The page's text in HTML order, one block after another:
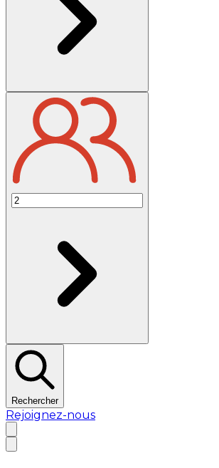
Rechercher
Rejoignez-nous